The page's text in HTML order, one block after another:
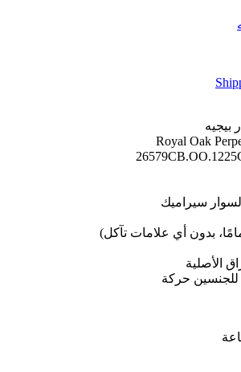
بيجيه
سيراميك
بدون أي علامات تآكل)
الأصلية
للجنسين حركة